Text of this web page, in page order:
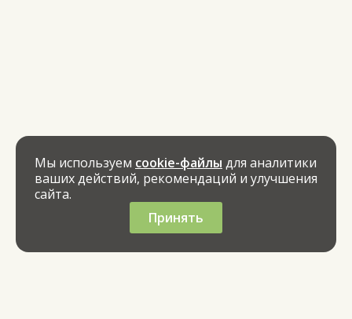
Мы используем cookie-файлы для аналитики
ваших действий, рекомендаций и улучшения
сайта.
Принять